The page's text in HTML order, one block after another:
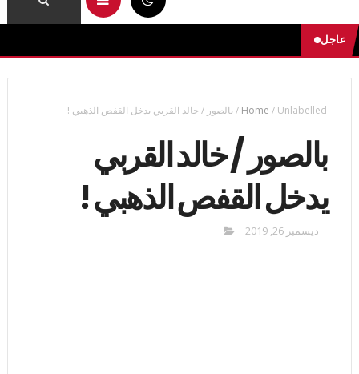
عاجل
Home / Unlabelled
/ بالصور / خالد القربي يدخل القفص الذهبي !
بالصور / خالد القربي
يدخل القفص الذهبي !
ديسمبر 26, 2019